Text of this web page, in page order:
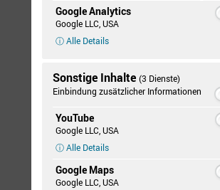
eigenen Zielen.
Wir unterstützen in klar definierten Rollen
Ihnen keine Lösungen aktiv vorschlagen,
Coachinghaltung entspricht. Wenn Sie
beauftragen erhalten Sie unser Wissen für
International höchster Standard für Ihren
Alle Coaches wurden unter den strengsten
Richtlinien der International Coach
Google Analytics
Google LLC, USA
ⓘ Alle Details
Sonstige Inhalte (3 Dienste)
Einbindung zusätzlicher Informationen
YouTube
Google LLC, USA
ⓘ Alle Details
Google Maps
Google LLC, USA